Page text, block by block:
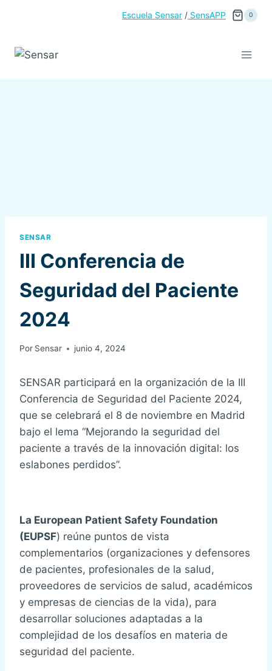
Escuela Sensar/SensAPP 0
SENSAR
III Conferencia de
Seguridad del Paciente
2024
Por Sensar junio 4, 2024
SENSAR participará en la organización de la III
Conferencia de Seguridad del Paciente 2024,
que se celebrará el 8 de noviembre en Madrid
bajo el lema “Mejorando la seguridad del
paciente a través de la innovación digital: los
eslabones perdidos”.
La European Patient Safety Foundation
(EUPSF) reúne puntos de vista
complementarios (organizaciones y defensores
de pacientes, profesionales de la salud,
proveedores de servicios de salud, académicos
y empresas de ciencias de la vida), para
desarrollar soluciones adaptadas a la
complejidad de los desafíos en materia de
seguridad del paciente.